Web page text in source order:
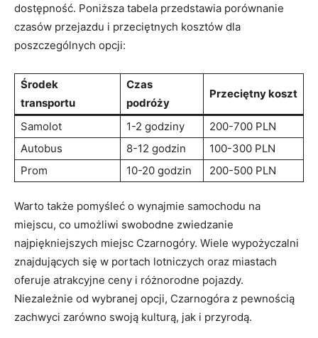
dostępność. Poniższa tabela przedstawia porównanie
czasów przejazdu i przeciętnych kosztów dla
poszczególnych opcji:
Środek
transportu
Czas
podróży
Przeciętny koszt
Samolot 1-2 godziny
200-700 PLN
Autobus
8-12 godzin
100-300 PLN
Prom
10-20 godzin 200-500 PLN
Warto także pomyśleć o wynajmie samochodu na
miejscu, co umożliwi swobodne zwiedzanie
najpiękniejszych miejsc Czarnogóry.‍ Wiele wypożyczalni​
znajdujących się‌ w ⁢portach lotniczych oraz miastach
oferuje atrakcyjne ceny i różnorodne pojazdy.
Niezależnie od wybranej opcji, Czarnogóra z pewnością
zachwyci⁤ zarówno ‌swoją kulturą, jak i przyrodą.